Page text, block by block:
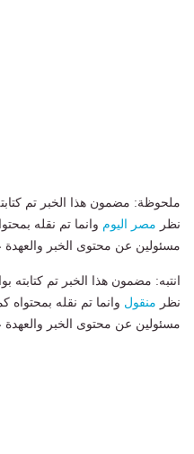
ملحوظة: مضمون هذا الخبر تم
نظر مصر اليوم وانما تم نقله
مسئولين عن محتوى الخبر
انتبه: مضمون هذا الخبر تم كتابته
نظر منقول وانما تم نقله بمحتواه
مسئولين عن محتوى الخبر